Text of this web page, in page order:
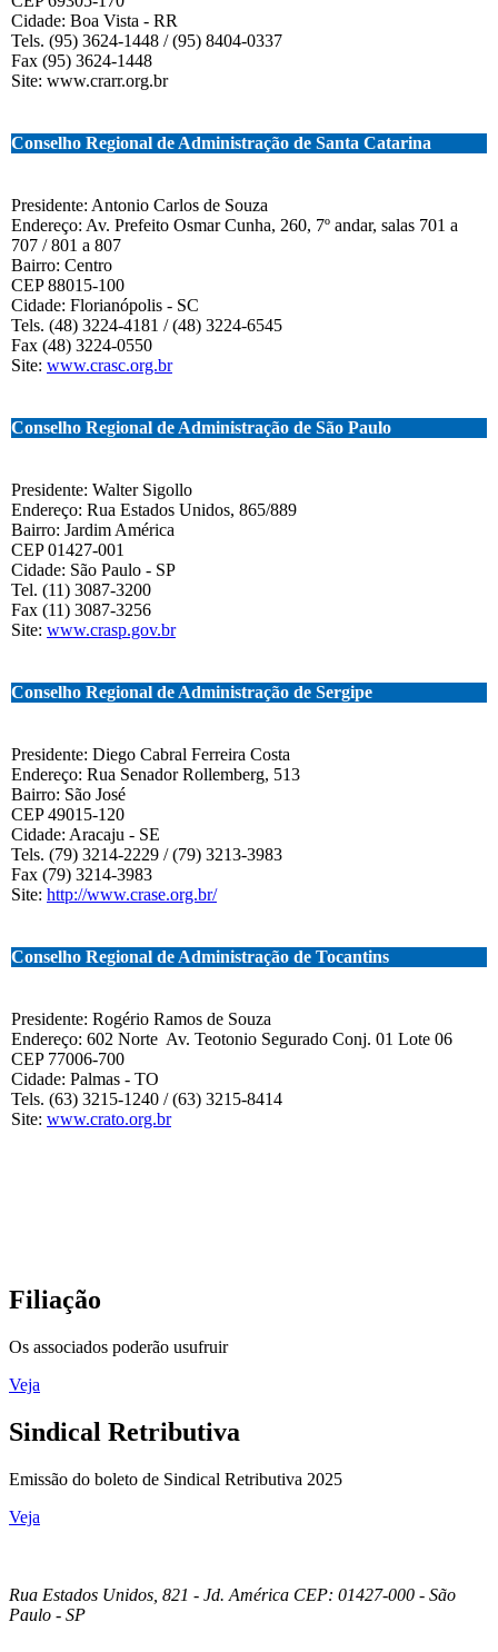
Cidade: Boa Vista - RR
Tels. (95) 3624-1448 / (95) 8404-0337
Fax (95) 3624-1448
Site: www.crarr.org.br
Conselho Regional de Administração de Santa Catarina
Presidente: Antonio Carlos de Souza
Endereço: Av. Prefeito Osmar Cunha, 260, 7º andar, salas 701 a
707 / 801 a 807
Bairro: Centro
CEP 88015-100
Cidade: Florianópolis - SC
Tels. (48) 3224-4181 / (48) 3224-6545
Fax (48) 3224-0550
Site: www.crasc.org.br
Conselho Regional de Administração de São Paulo
Presidente: Walter Sigollo
Endereço: Rua Estados Unidos, 865/889
Bairro: Jardim América
CEP 01427-001
Cidade: São Paulo - SP
Tel. (11) 3087-3200
Fax (11) 3087-3256
Site: www.crasp.gov.br
Conselho Regional de Administração de Sergipe
Presidente: Diego Cabral Ferreira Costa
Endereço: Rua Senador Rollemberg, 513
Bairro: São José
CEP 49015-120
Cidade: Aracaju - SE
Tels. (79) 3214-2229 / (79) 3213-3983
Fax (79) 3214-3983
Site: http://www.crase.org.br/
Conselho Regional de Administração de Tocantins
Presidente: Rogério Ramos de Souza
Endereço: 602 Norte Av. Teotonio Segurado Conj. 01 Lote 06
CEP 77006-700
Cidade: Palmas - TO
Tels. (63) 3215-1240 / (63) 3215-8414
Site: www.crato.org.br
Filiação
Os associados poderão usufruir
Veja
Sindical Retributiva
Emissão do boleto de Sindical Retributiva 2025
Veja
Rua Estados Unidos, 821 - Jd. América CEP: 01427-000 - São
Paulo - SP